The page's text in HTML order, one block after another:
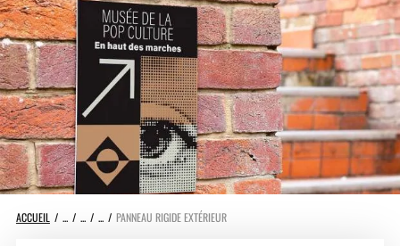
ACCUEIL PANNEAU RIGIDE EXTÉRIEUR